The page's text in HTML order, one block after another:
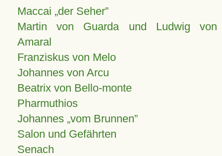
Maccai „der Seher”
Martin von Guarda und Ludwig von
Amaral
Franziskus von Melo
Johannes von Arcu
Beatrix von Bello-monte
Pharmuthios
Johannes vom Brunnen
Salon und Gefährten
Senach